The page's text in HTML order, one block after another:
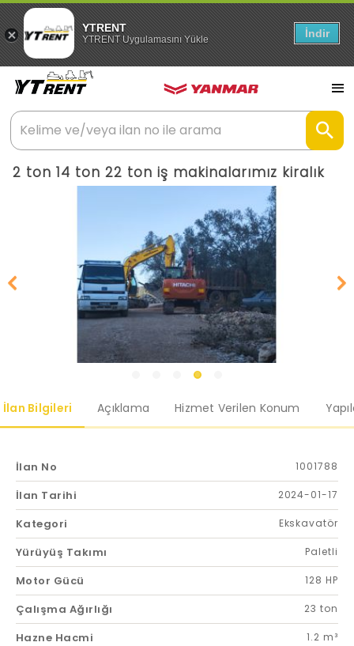
YTRENT
YTRENT Uygulamasını Yükle İndir
2 ton 14 ton 22 ton iş makinalarımız kiralık
İlan Bilgileri Açıklama Hizmet Verilen Konum
İlan No 1001788
İlan Tarihi 2024-01-17
Kategori Ekskavatör
Yürüyüş Takımı Paletli
Motor Gücü 128 HP
Çalışma Ağırlığı 23 ton
Hazne Hacmi 1.2 m³